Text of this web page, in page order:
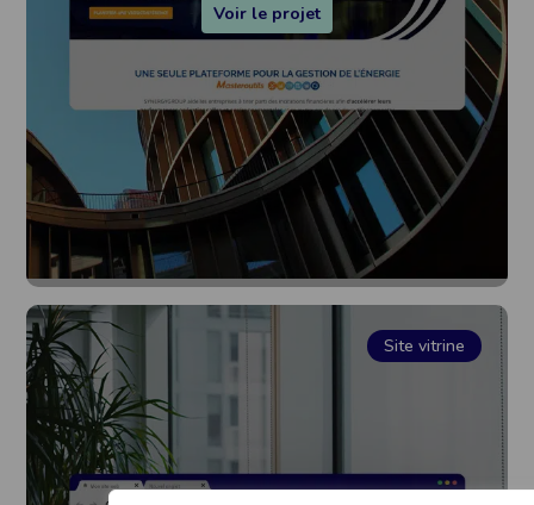
Voir le projet
Site vitrine